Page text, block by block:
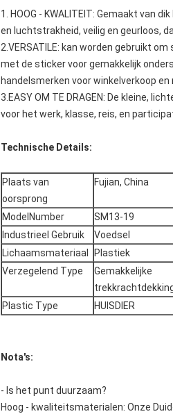
1. HOOG - KWALITEIT: Gemaakt van
en luchtstrakheid, veilig en geurloos,
2.VERSATILE: kan worden gebruikt
met de sticker voor gemakkelijk
handelsmerken voor winkelverkoop
3.EASY OM TE DRAGEN: De kleine,
voor het werk, klasse, reis, en
Technische Details:
Plaats van
oorsprong
Fujian, China
ModelNumber SM13-19
Industrieel Gebruik
Voedsel
Lichaamsmateriaal
Plastiek
Verzegelend Type
Gemakkelijke
Plastic Type HUISDIER
Nota's:
- Is het punt duurzaam?
Hoog - kwaliteitsmaterialen: Onze